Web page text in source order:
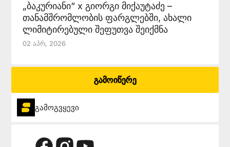
„ბაკურიანი“ x გიორგი მიქაუტაძე –
თანამშრომლობის ფარგლებში, ახალი
ლიმიტირებული შეფუთვა შეიქმნა
02 Აპრ, 2026
გამოიწერე
გამოგვყევი